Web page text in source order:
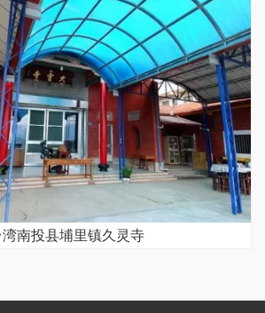
湾南投县埔里镇久灵寺